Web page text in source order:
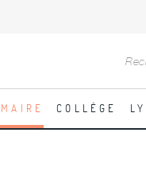
COLLÈGE